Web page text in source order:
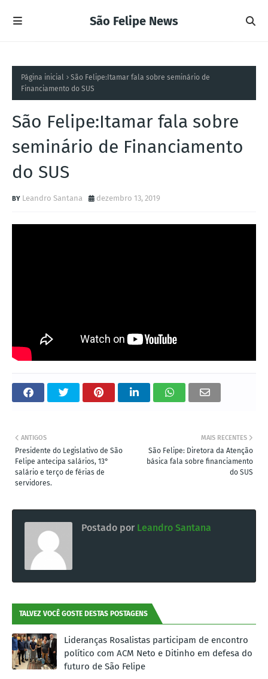
São Felipe News
Página inicial
São Felipe:Itamar fala sobre seminário de
Financiamento do SUS
São Felipe:Itamar fala sobre
seminário de Financiamento
do SUS
Leandro Santana dezembro 13, 2019
MAIS RECENTES
São Felipe: Diretora da Atenção
básica fala sobre financiamento
do SUS
ANTIGOS
Presidente do Legislativo de São
Felipe antecipa salários, 13°
salário e terço de férias de
servidores.
Postado por Leandro Santana
TALVEZ VOCÊ GOSTE DESTAS POSTAGENS
Lideranças Rosalistas participam de encontro
político com ACM Neto e Ditinho em defesa do
futuro de São Felipe